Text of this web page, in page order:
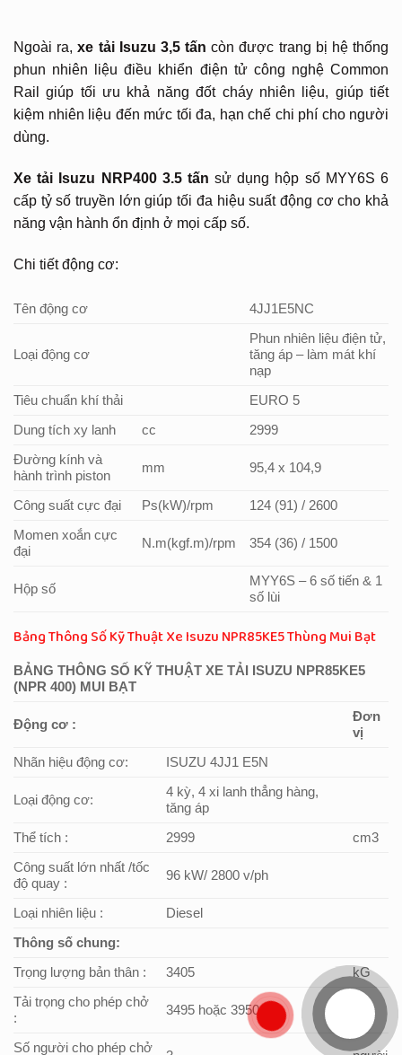
Ngoài ra,xe tải Isuzu 3,5 tấn còn được trang bị hệ thống
phun nhiên liệu điều khiển điện tử công nghệ Common
Rail giúp tối ưu khả năng đốt cháy nhiên liệu, giúp tiết
kiệm nhiên liệu đến mức tối đa, hạn chế chi phí cho người
dùng.
Xe tải Isuzu NRP400 3.5 tấn sử dụng hộp số MYY6S 6
cấp tỷ số truyền lớn giúp tối đa hiệu suất động cơ cho khả
năng vận hành ổn định ở mọi cấp số.
Chi tiết động cơ:
Tên động cơ 4JJ1E5NC
Loại động cơ
Phun nhiên liệu điện tử,
tăng áp – làm mát khí
nạp
Tiêu chuẩn khí thải EURO 5
Dung tích xy lanh cc 2999
Đường kính và
hành trình piston
mm 95,4 x 104,9
Công suất cực đại Ps(kW)/rpm 124 (91) / 2600
Momen xoắn cực
đại
N.m(kgf.m)/rpm 354 (36) / 1500
Hộp số
MYY6S – 6 số tiến & 1
số lùi
Bảng Thông Số Kỹ Thuật Xe Isuzu NPR85KE5 Thùng Mui Bạt
BẢNG THÔNG SỐ KỸ THUẬT XE TẢI ISUZU NPR85KE5
(NPR 400) MUI BẠT
Động cơ :
Đơn
vị
Nhãn hiệu động cơ: ISUZU 4JJ1 E5N
Loại động cơ:
4 kỳ, 4 xi lanh thẳng hàng,
tăng áp
Thể tích : 2999 cm3
Công suất lớn nhất /tốc
độ quay :
96 kW/ 2800 v/ph
Loại nhiên liệu : Diesel
Thông số chung:
Trọng lượng bản thân : 3405 kG
Tải trọng cho phép chở
:
3495 hoặc 3950
Số người cho phép chở